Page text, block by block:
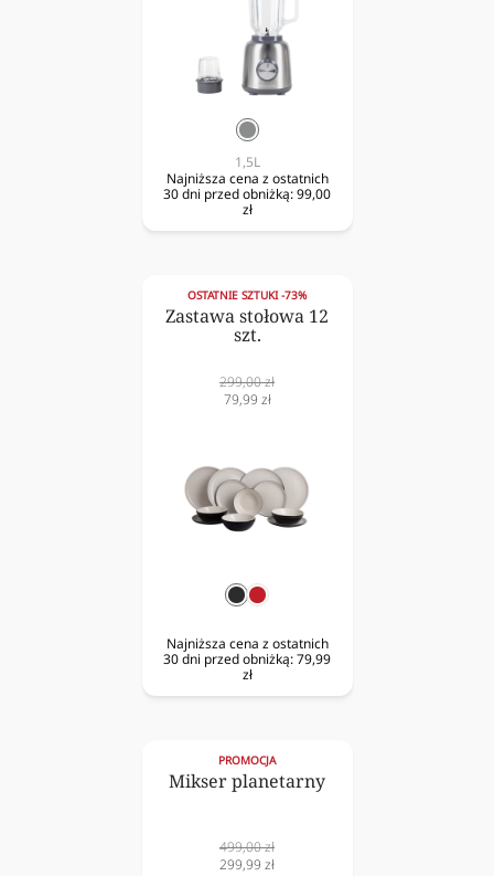
srebrny
1,5L
Najniższa cena z ostatnich
30 dni przed obniżką:99,00
zł
OSTATNIE SZTUKI -73%
Zastawa stołowa 12
szt.
Cena
normalna
299,00 zł
Cena
79,99 zł
czarnyczerwony
Najniższa cena z ostatnich
30 dni przed obniżką:79,99
zł
PROMOCJA
Mikser planetarny
Cena
normalna
499,00 zł
Cena
299,99 zł